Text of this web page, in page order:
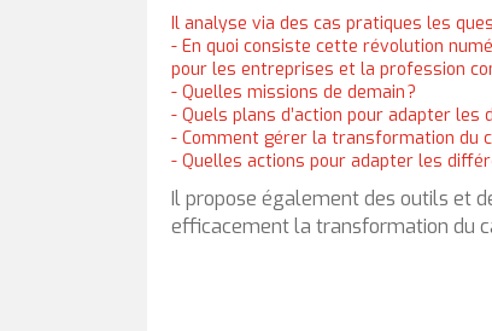
Il analyse via des cas pratiques les
- En quoi consiste cette révolution
pour les entreprises et la profession
- Quelles missions de demain ?
- Quels plans d’action pour adapter
- Comment gérer la transformation du
- Quelles actions pour adapter les
Il propose également des outils et
efficacement la transformation du